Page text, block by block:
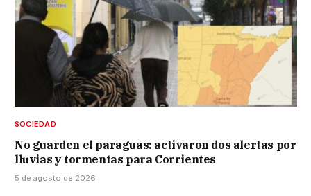
SOCIEDAD
No guarden el paraguas: activaron dos alertas por
lluvias y tormentas para Corrientes
5 de agosto de 2026